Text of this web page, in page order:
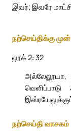
இவர்; இவரே
நற்செய்திக்கு
லூக் 2: 32
அல்லேலூயா,
நற்செய்தி வாசகம்